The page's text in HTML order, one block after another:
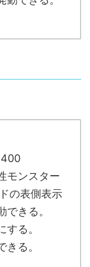
モンスター
の表側表示
きる。
る。
る。